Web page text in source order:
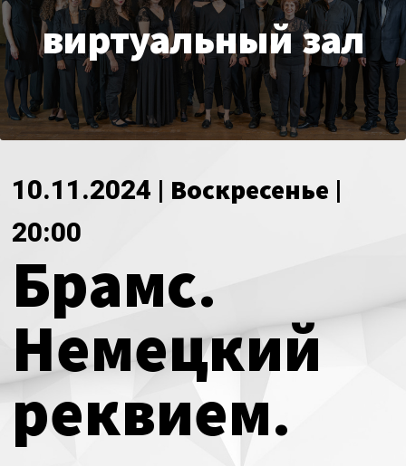
за голосом
Магия голоса
Виртуальный зал
Календарь
мой счет
заказ
Политика сайта
Передачи
VOD
Связаться с нами
Магия голоса
Виртуальный зал
Календарь
мой счет
заказ
виртуальный зал
10.11.2024 | Воскресенье |
20:00
Брамс.
Немецкий
реквием.